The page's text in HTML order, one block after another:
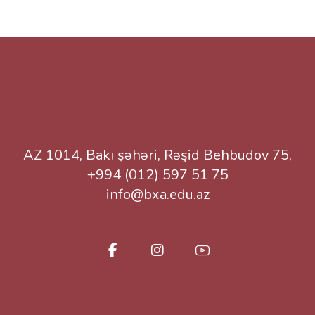
AZ 1014, Bakı şəhəri, Rəşid Behbudov 75,
+994 (012) 597 51 75
info@bxa.edu.az